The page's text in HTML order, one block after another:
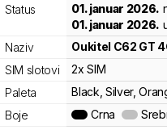
Status 01. januar 2026.
01. januar 2026.
Naziv
Oukitel C62 GT
SIM slotovi
2x SIM
Paleta
Black, Silver,
Boje
Crna